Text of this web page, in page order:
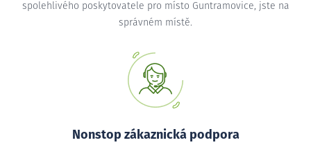
spolehlivého poskytovatele pro místo Guntramovice, jste na
správném místě.
Nonstop zákaznická podpora